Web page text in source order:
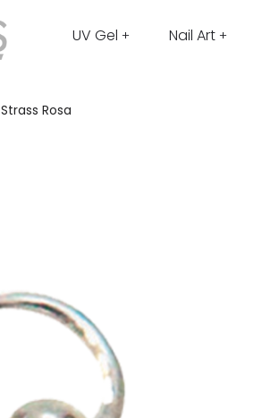
UV Gel Nail Art
Strass Rosa